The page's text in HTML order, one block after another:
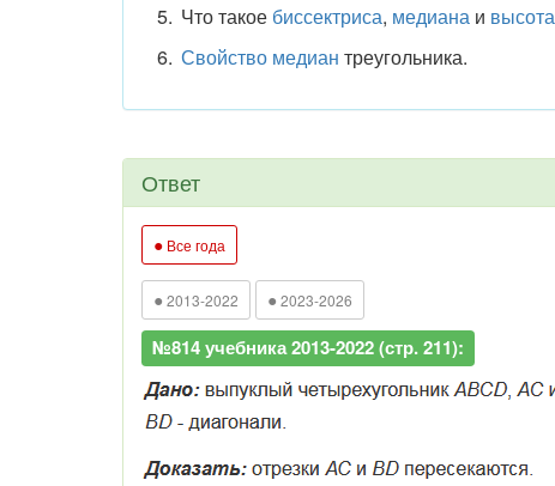
Что такое биссектриса, медиана и высота
Свойство медиан треугольника.
Ответ
● Все года
● 2013-2022 ● 2023-2026
№814 учебника 2013-2022 (стр. 211):